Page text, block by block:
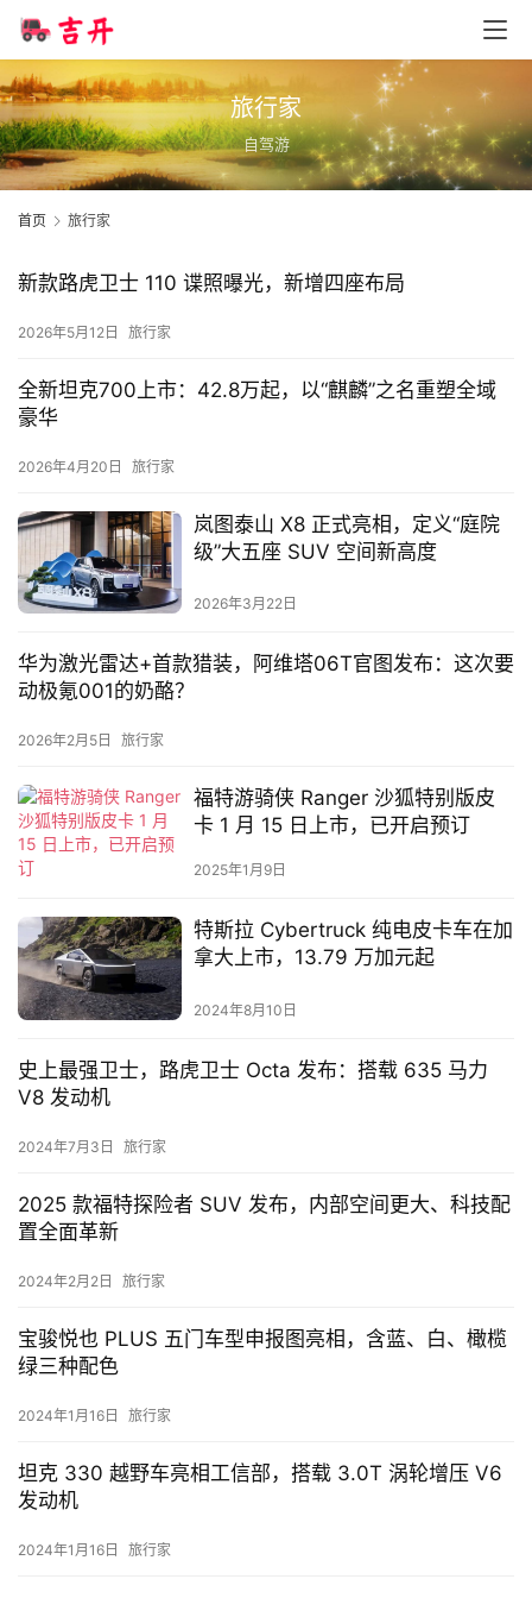
页
车
代
新
源
测
师
旅
行
家
车
讯
报
栏
吉
a
l
k
登录 注册
旅行家
自驾游
首页 旅行家
新款路虎卫士 110 谍照曝光，新增四座布局
2026年5月12日 旅行家
全新坦克700上市：42.8万起，以“麒麟”之名重塑全域
豪华
2026年4月20日 旅行家
岚图泰山 X8 正式亮相，定义“庭院
级”大五座 SUV 空间新高度
2026年3月22日
华为激光雷达+首款猎装，阿维塔06T官图发布：这次要
动极氪001的奶酪？
2026年2月5日 旅行家
福特游骑侠 Ranger 沙狐特别版皮
卡 1 月 15 日上市，已开启预订
2025年1月9日
特斯拉 Cybertruck 纯电皮卡车在加
拿大上市，13.79 万加元起
2024年8月10日
史上最强卫士，路虎卫士 Octa 发布：搭载 635 马力
V8 发动机
2024年7月3日 旅行家
2025 款福特探险者 SUV 发布，内部空间更大、科技配
置全面革新
2024年2月2日 旅行家
宝骏悦也 PLUS 五门车型申报图亮相，含蓝、白、橄榄
绿三种配色
2024年1月16日 旅行家
坦克 330 越野车亮相工信部，搭载 3.0T 涡轮增压 V6
发动机
2024年1月16日 旅行家